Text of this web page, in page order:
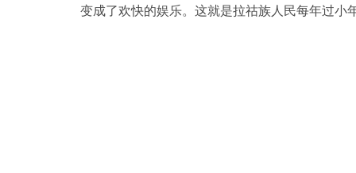
变成了欢快的娱乐。这就是拉祜族人民每年过小